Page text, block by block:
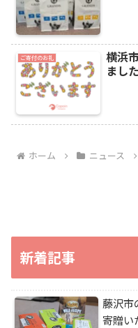
ご寄付のお礼
横浜
ました
ホーム ニュース
新着記事
藤沢市
寄贈い